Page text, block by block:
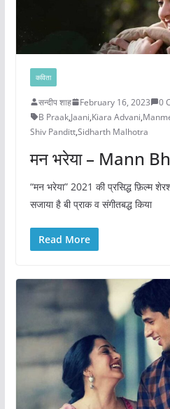
कविता
सन्दीप शाह February 16, 2023
0
B Praak,Jaani,Kiara Advani,
Shiv Panditt,Sidharth Malhotra
मन भरेया – Mann
“मन भरेया” 2021 की प्रसिद्ध फ़िल्म
सजाया है बी प्राक व संगीतबद्ध किया
Read More